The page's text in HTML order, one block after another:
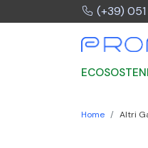
(+39)
Home Altri